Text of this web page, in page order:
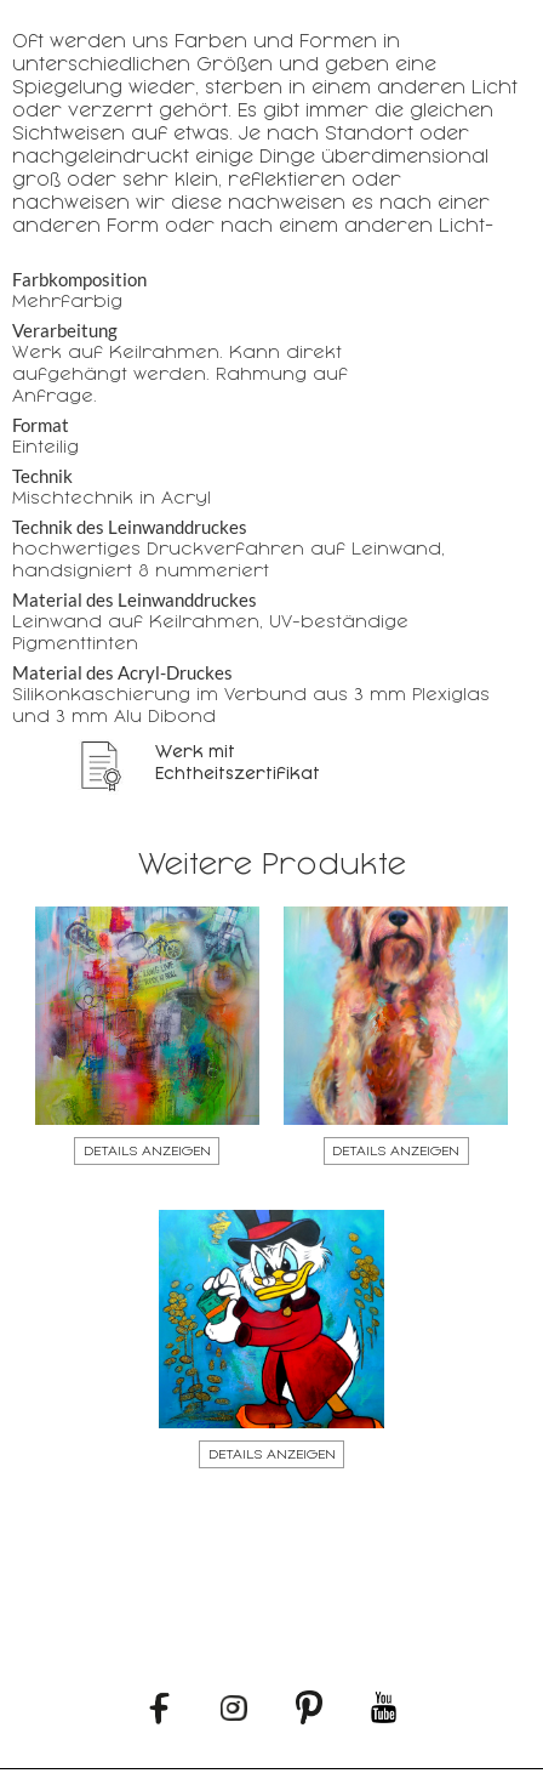
Oft werden uns Farben und Formen in
unterschiedlichen Größen und geben eine
Spiegelung wieder, sterben in einem anderen Licht
oder verzerrt gehört. Es gibt immer die gleichen
Sichtweisen auf etwas. Je nach Standort oder
nachgeleindruckt einige Dinge überdimensional
groß oder sehr klein, reflektieren oder
nachweisen wir diese nachweisen es nach einer
anderen Form oder nach einem anderen Licht-
Farbkomposition
Mehrfarbig
Verarbeitung
Werk auf Keilrahmen. Kann direkt
aufgehängt werden. Rahmung auf
Anfrage.
Format
Einteilig
Technik
Mischtechnik in Acryl
Technik des Leinwanddruckes
hochwertiges Druckverfahren auf Leinwand,
handsigniert & nummeriert
Material des Leinwanddruckes
Leinwand auf Keilrahmen, UV-beständige
Pigmenttinten
Material des Acryl-Druckes
Silikonkaschierung im Verbund aus 3 mm Plexiglas
und 3 mm Alu Dibond
Werk mit
Echtheitszertifikat
Weitere Produkte
DETAILS ANZEIGEN DETAILS ANZEIGEN
DETAILS ANZEIGEN